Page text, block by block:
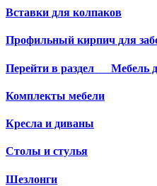
Вставки для колпаков
Профильный кирпич для
Перейти в раздел Мебель
Комплекты мебели
Кресла и диваны
Столы и стулья
Шезлонги